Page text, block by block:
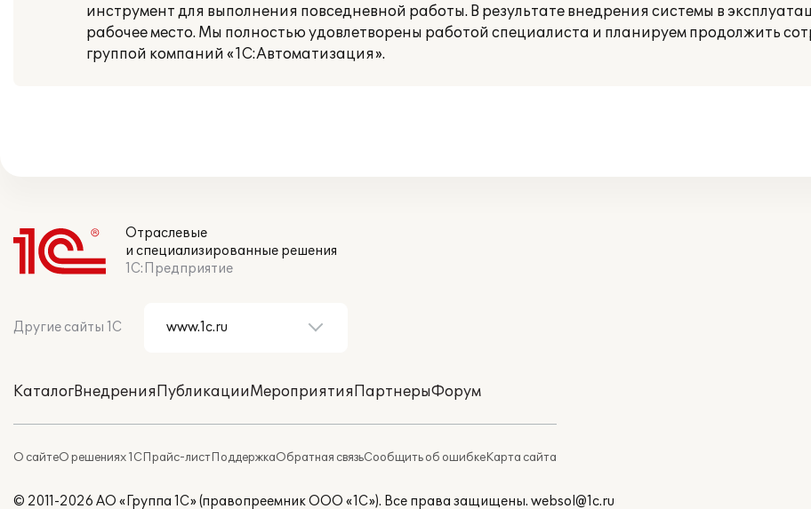
инструмент для выполнения повседневной работы. В результате внедрения системы в
рабочее место. Мы полностью удовлетворены работой специалиста и планируем продолжить
группой компаний «1С:Автоматизация».
Отраслевые
и специализированные решения
1С:Предприятие
Другие сайты 1С
КаталогВнедренияПубликацииМероприятияПартнерыФорум
О сайтеО решениях 1СПрайс-листПоддержкаОбратная связьСообщить об ошибкеКарта сайта
© 2011-2026 АО «Группа 1С» (правопреемник ООО «1С»). Все права защищены. websol@1c.ru